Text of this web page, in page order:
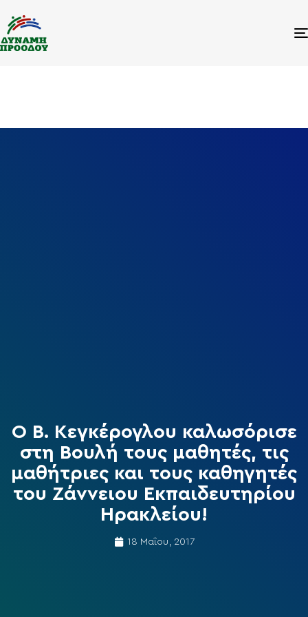
O Β. Κεγκέρογλου καλωσόρισε
στη Βουλή τους μαθητές, τις
μαθήτριες και τους καθηγητές
του Ζάννειου Εκπαιδευτηρίου
Ηρακλείου!
18 Μαΐου, 2017